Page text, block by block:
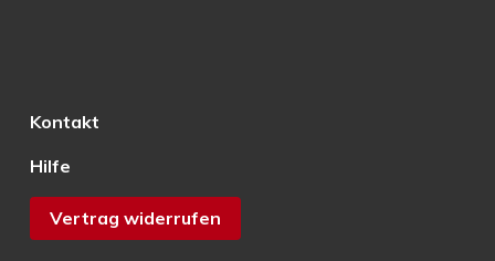
Kontakt
Hilfe
Vertrag widerrufen